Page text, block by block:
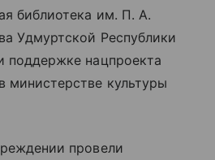
библиотека им. П. А.
Удмуртской Республики
поддержке нацпроекта
министерстве культуры
провели